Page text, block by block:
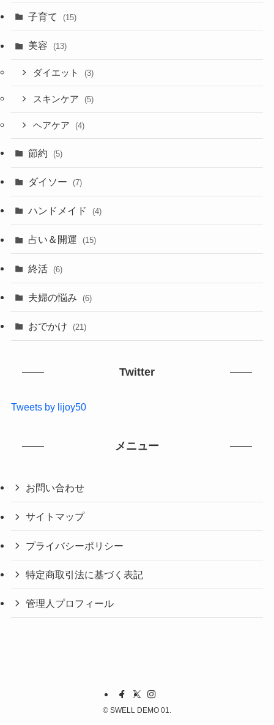
子育て (15)
美容 (13)
ダイエット (3)
スキンケア (5)
ヘアケア (4)
節約 (5)
ダイソー (7)
ハンドメイド (4)
占い＆開運 (15)
終活 (6)
夫婦の悩み (6)
おでかけ (21)
Twitter
Tweets by lijoy50
メニュー
お問い合わせ
サイトマップ
プライバシーポリシー
特定商取引法に基づく表記
管理人プロフィール
© SWELL DEMO 01.